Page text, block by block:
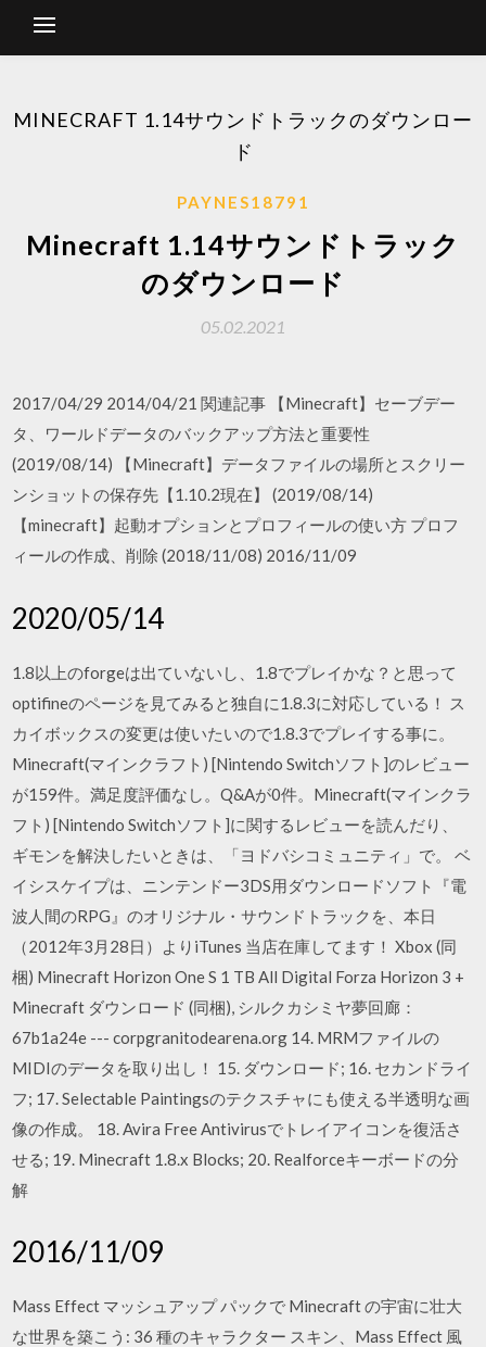
MINECRAFT 1.14サウンドトラックのダウンロー
ド
PAYNES18791
Minecraft 1.14サウンドトラック
のダウンロード
05.02.2021
2017/04/29 2014/04/21 関連記事 【Minecraft】セーブデー
タ、ワールドデータのバックアップ方法と重要性
(2019/08/14) 【Minecraft】データファイルの場所とスクリー
ンショットの保存先【1.10.2現在】 (2019/08/14)
【minecraft】起動オプションとプロフィールの使い方 プロフ
ィールの作成、削除 (2018/11/08) 2016/11/09
2020/05/14
1.8以上のforgeは出ていないし、1.8でプレイかな？と思って
optifineのページを見てみると独自に1.8.3に対応している！ ス
カイボックスの変更は使いたいので1.8.3でプレイする事に。
Minecraft(マインクラフト) [Nintendo Switchソフト]のレビュー
が159件。満足度評価なし。Q&Aが0件。Minecraft(マインクラ
フト) [Nintendo Switchソフト]に関するレビューを読んだり、
ギモンを解決したいときは、「ヨドバシコミュニティ」で。 ベ
イシスケイプは、ニンテンドー3DS用ダウンロードソフト『電
波人間のRPG』のオリジナル・サウンドトラックを、本日
（2012年3月28日）よりiTunes 当店在庫してます！ Xbox (同
梱) Minecraft Horizon One S 1 TB All Digital Forza Horizon 3 +
Minecraft ダウンロード (同梱), シルクカシミヤ夢回廊：
67b1a24e --- corpgranitodearena.org 14. MRMファイルの
MIDIのデータを取り出し！ 15. ダウンロード; 16. セカンドライ
フ; 17. Selectable Paintingsのテクスチャにも使える半透明な画
像の作成。 18. Avira Free Antivirusでトレイアイコンを復活さ
せる; 19. Minecraft 1.8.x Blocks; 20. Realforceキーボードの分
解
2016/11/09
Mass Effect マッシュアップ パックで Minecraft の宇宙に壮大
な世界を築こう: 36 種のキャラクター スキン、Mass Effect 風